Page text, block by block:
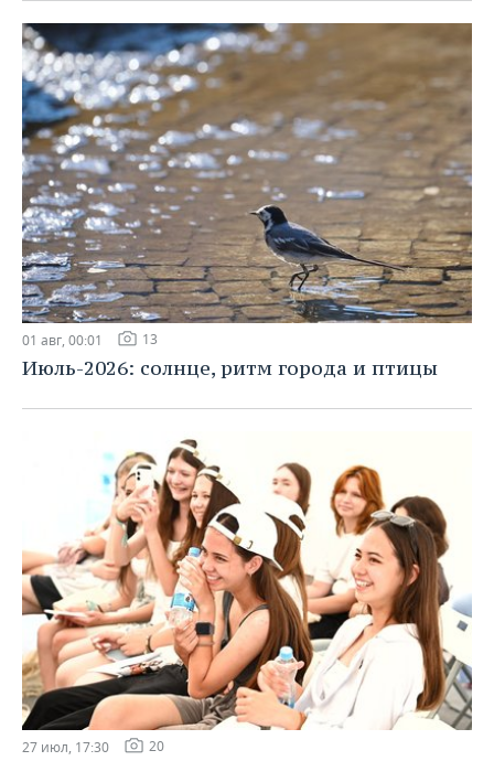
01 авг, 00:01 13
Июль-2026: солнце, ритм города и птицы
27 июл, 17:30 20